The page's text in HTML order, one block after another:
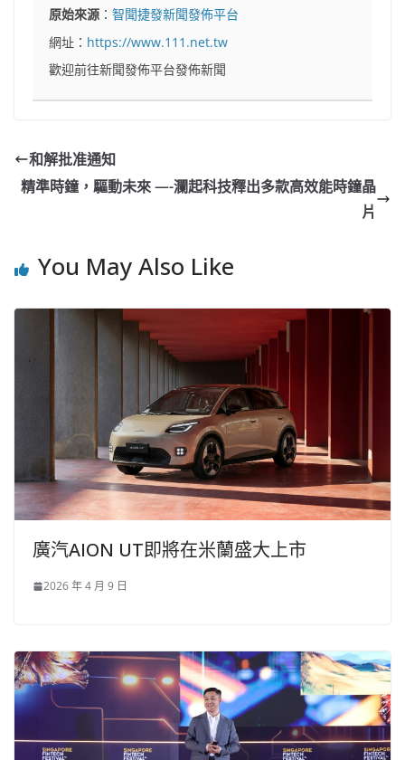
原始來源 ：智聞捷發新聞發佈平台
網址： https://www.111.net.tw
歡迎前往新聞發佈平台發佈新聞
和解批准通知
精準時鐘，驅動未來 —-瀾起科技釋出多款高效能時鐘晶
片
You May Also Like
廣汽AION UT即將在米蘭盛大上市
2026 年 4 月 9 日